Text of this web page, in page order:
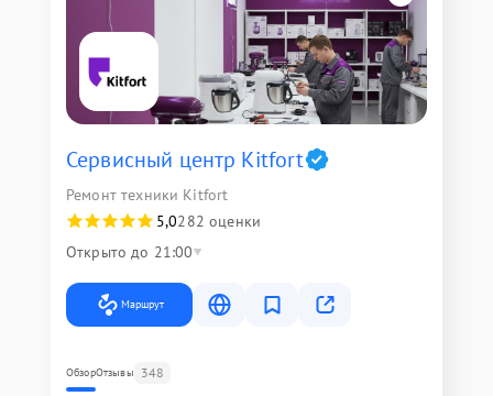
Сервисный центр Kitfort
Ремонт техники Kitfort
5,0282 оценки
Открыто до 21:00
Маршрут
ОбзорОтзывы 348